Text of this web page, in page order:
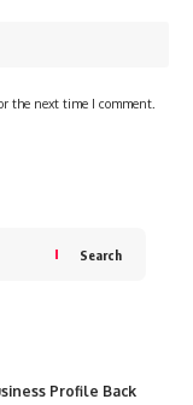
the next time I comment.
Search
Profile Back